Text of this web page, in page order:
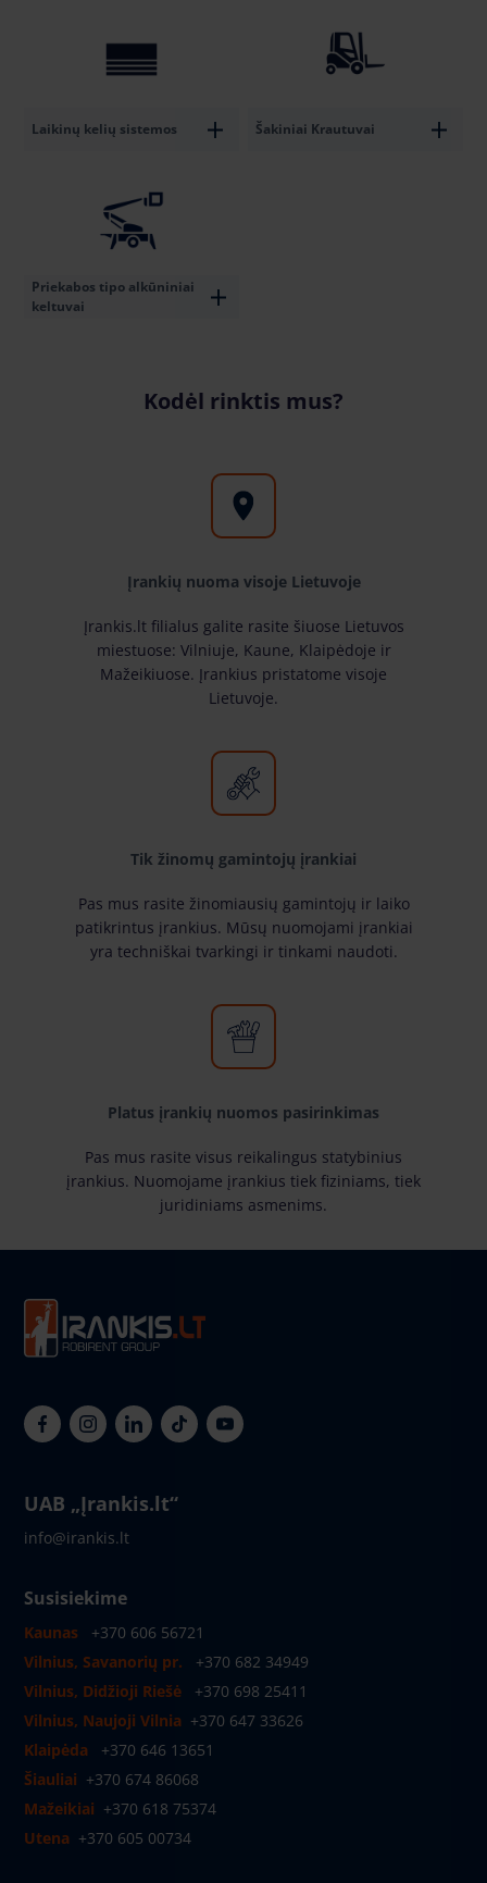
Laikinų kelių sistemos Šakiniai Krautuvai
Priekabos tipo alkūniniai
keltuvai
Kodėl rinktis mus?
Įrankių nuoma visoje Lietuvoje
Įrankis.lt filialus galite rasite šiuose Lietuvos
miestuose: Vilniuje, Kaune, Klaipėdoje ir
Mažeikiuose. Įrankius pristatome visoje
Lietuvoje.
Tik žinomų gamintojų įrankiai
Pas mus rasite žinomiausių gamintojų ir laiko
patikrintus įrankius. Mūsų nuomojami įrankiai
yra techniškai tvarkingi ir tinkami naudoti.
Platus įrankių nuomos pasirinkimas
Pas mus rasite visus reikalingus statybinius
įrankius. Nuomojame įrankius tiek fiziniams, tiek
juridiniams asmenims.
UAB „Įrankis.lt“
info@irankis.lt
Susisiekime
Kaunas
+370 606 56721
Vilnius, Savanorių pr.
+370 682 34949
Vilnius, Didžioji Riešė
+370 698 25411
Vilnius, Naujoji Vilnia +370 647 33626
Klaipėda
+370 646 13651
Šiauliai +370 674 86068
Mažeikiai +370 618 75374
Utena +370 605 00734